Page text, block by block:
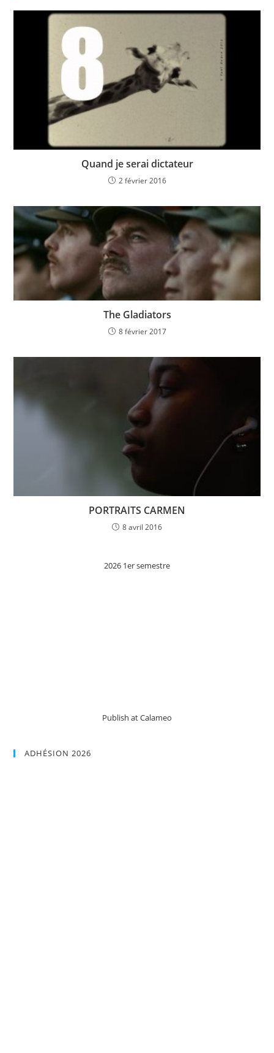
Quand je serai dictateur
2 février 2016
The Gladiators
8 février 2017
PORTRAITS CARMEN
8 avril 2016
2026 1er semestre
Publish at Calameo
ADHÉSION 2026